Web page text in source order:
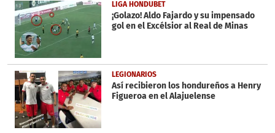
seconds
LIGA HONDUBET
¡Golazo! Aldo Fajardo y su impensado
gol en el Excélsior al Real de Minas
LEGIONARIOS
Así recibieron los hondureños a Henry
Figueroa en el Alajuelense